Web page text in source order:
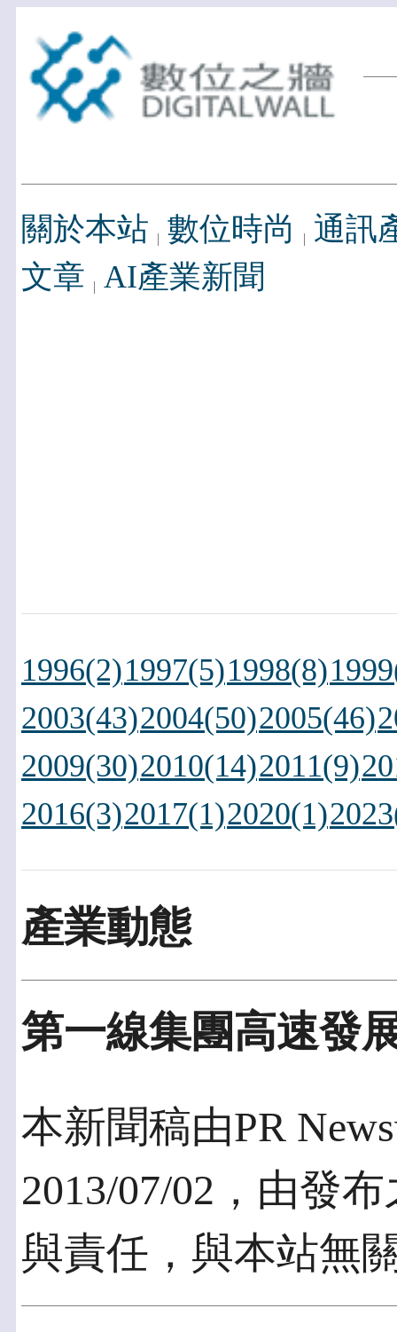
關於本站 數位時尚
通訊
文章 AI產業新聞
1996(2)1997(5)1998(8)
2003(43)2004(50)2005(46)
2009(30)2010(14)2011(9)
2016(3)2017(1)2020(1)
產業動態
第一線集團高速發
本新聞稿由PR
2013/07/02，由發
與責任，與本站無